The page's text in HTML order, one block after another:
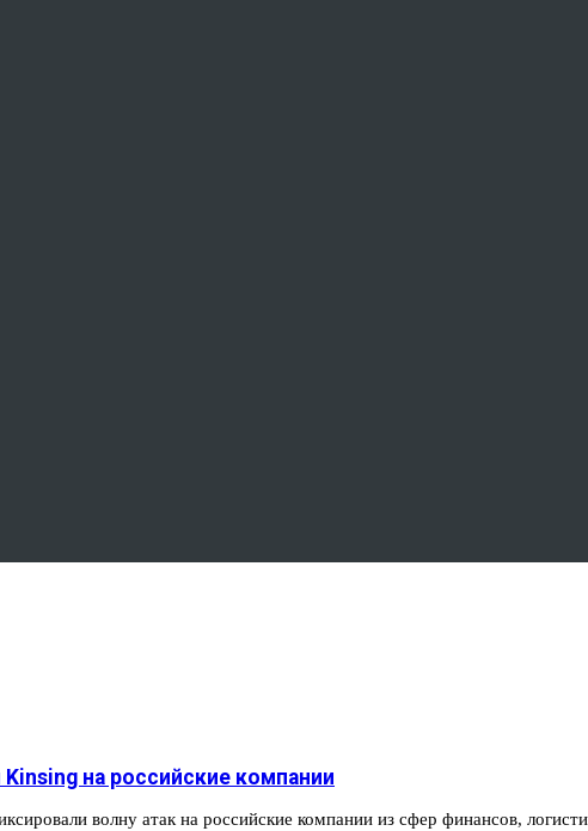
на российские компании
волну атак на российские компании из сфер финансов,